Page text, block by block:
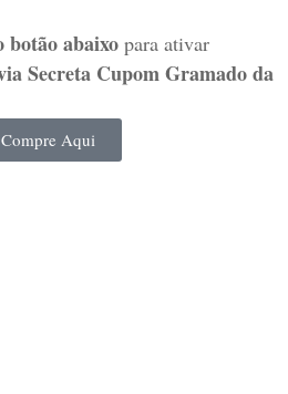
botão abaixo para ativar
Secreta Cupom Gramado da
Compre Aqui